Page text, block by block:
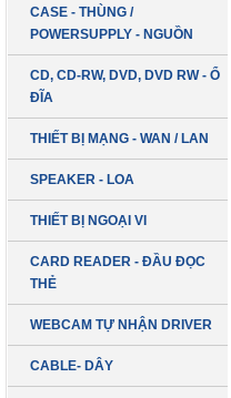
CASE - THÙNG /
POWERSUPPLY - NGUỒN
CD, CD-RW, DVD, DVD RW - Ổ
ĐĨA
THIẾT BỊ MẠNG - WAN / LAN
SPEAKER - LOA
THIẾT BỊ NGOẠI VI
CARD READER - ĐẦU ĐỌC
THẺ
WEBCAM TỰ NHẬN DRIVER
CABLE- DÂY